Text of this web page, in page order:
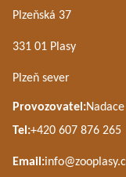
Plzeňská 37
331 01 Plasy
Plzeň sever
Provozovatel:
Tel:+420 607 876 265
Email: